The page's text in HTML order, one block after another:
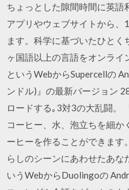
ちょっとした隙間時間に英語
アプリやウェブサイトから
ます。科学に基づいたひと
ヶ国語以上の言語をオンライ
というWebからSupercellの
ンドル)』の最新バージョン
ロードする｡3対3の大乱闘。
コーヒー、水、泡立ちを細か
ーヒーを作ることができます
らしのシーンにあわせたあな
いうWebからDuolingoの